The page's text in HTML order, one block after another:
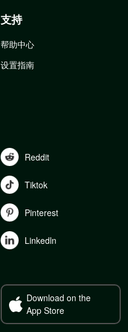
支持
帮助中心
设置指南
Reddit
Tiktok
Pinterest
Linkedln
Download on the
App Store